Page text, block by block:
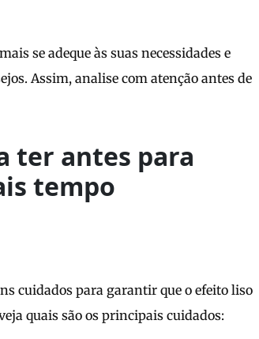
se adeque às suas necessidades e
Assim, analise com atenção antes de
ter antes para
tempo
cuidados para garantir que o efeito liso
quais são os principais cuidados: